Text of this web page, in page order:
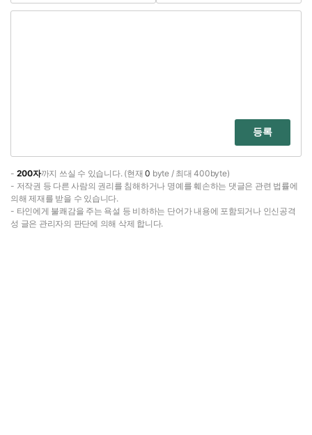
등록
- 200자까지 쓰실 수 있습니다. (현재0 byte / 최대 400byte)
- 저작권 등 다른 사람의 권리를 침해하거나 명예를 훼손하는 댓글은 관련 법률에
의해 제재를 받을 수 있습니다.
- 타인에게 불쾌감을 주는 욕설 등 비하하는 단어가 내용에 포함되거나 인신공격
성 글은 관리자의 판단에 의해 삭제 합니다.